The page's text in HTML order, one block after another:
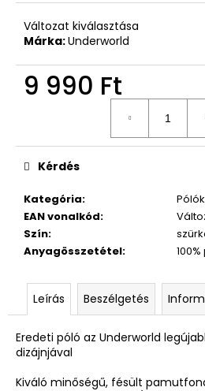
Változat kiválasztása
Márka:Underworld
9 990 Ft
Kategória:
Pólók
EAN vonalkód:
Szín:
Anyagösszetétel:
Kérdés
Leírás Beszélgetés
Eredeti póló az Underworld
dizájnjával
Kiváló minőségű, fésült